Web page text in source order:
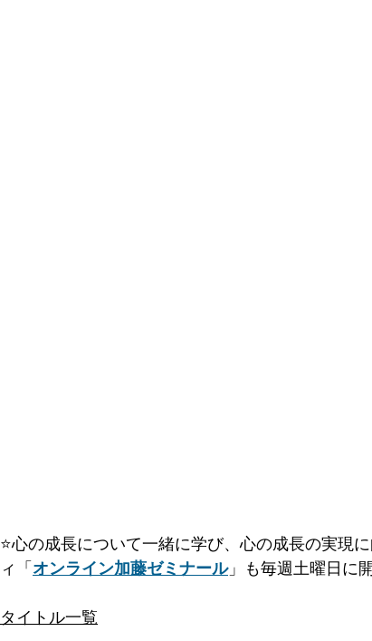
⭐️心の成長について一緒に学び、心の成長の実現
ィ「 オンライン加藤ゼミナール」も毎週土曜日に
タイトル一覧